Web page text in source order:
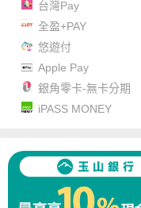
台灣Pay
全盈+PAY
悠遊付
Apple Pay
銀角零卡-無卡分期
iPASS MONEY